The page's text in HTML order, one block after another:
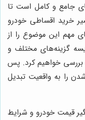
جامع و کامل است تا
خرید اقساطی خودرو
مهم این موضوع را از
گزینه‌های مختلف و
بررسی خواهیم کرد. پس
را به واقعیت تبدیل
قیمت خودرو و شرایط